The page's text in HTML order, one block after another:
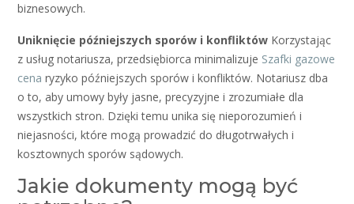
biznesowych.
Uniknięcie późniejszych sporów i konfliktów Korzystając
z usług notariusza, przedsiębiorca minimalizuje Szafki gazowe
cena ryzyko późniejszych sporów i konfliktów. Notariusz dba
o to, aby umowy były jasne, precyzyjne i zrozumiałe dla
wszystkich stron. Dzięki temu unika się nieporozumień i
niejasności, które mogą prowadzić do długotrwałych i
kosztownych sporów sądowych.
Jakie dokumenty mogą być